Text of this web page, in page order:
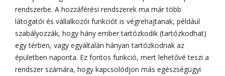
rendszerbe. A hozzáférési rendszerek ma már több
látogatói és vállalkozói funkciót is végrehajtanak, például
szabályozzák, hogy hány ember tartózkodik (tartózkodhat)
egy térben, vagy egyáltalán hányan tartózkodnak az
épületben naponta. Ez fontos funkció, mert lehetővé teszi a
rendszer számára, hogy kapcsolódjon más egészségügyi